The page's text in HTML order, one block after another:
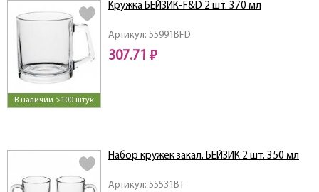
В наличии >100 штук
Артикул: 55991BFD
Кружка БЕЙЗИК-F&D 2 шт. 370 мл
307.71 ₽
Артикул: 55531BT
Набор кружек закал. БЕЙЗИК 2 шт. 350 мл